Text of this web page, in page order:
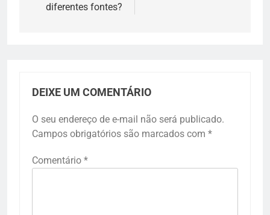
diferentes fontes?
DEIXE UM COMENTÁRIO
O seu endereço de e-mail não será publicado.
Campos obrigatórios são marcados com *
Comentário *